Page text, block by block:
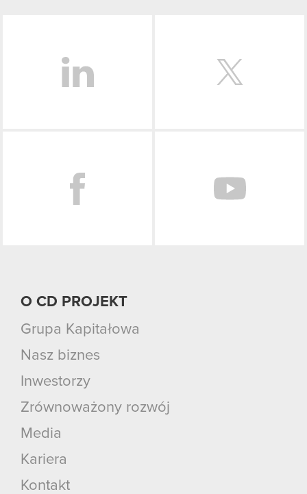
O CD PROJEKT
Grupa Kapitałowa
Nasz biznes
Inwestorzy
Zrównoważony rozwój
Media
Kariera
Kontakt